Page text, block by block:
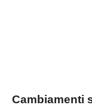
Cambiamenti